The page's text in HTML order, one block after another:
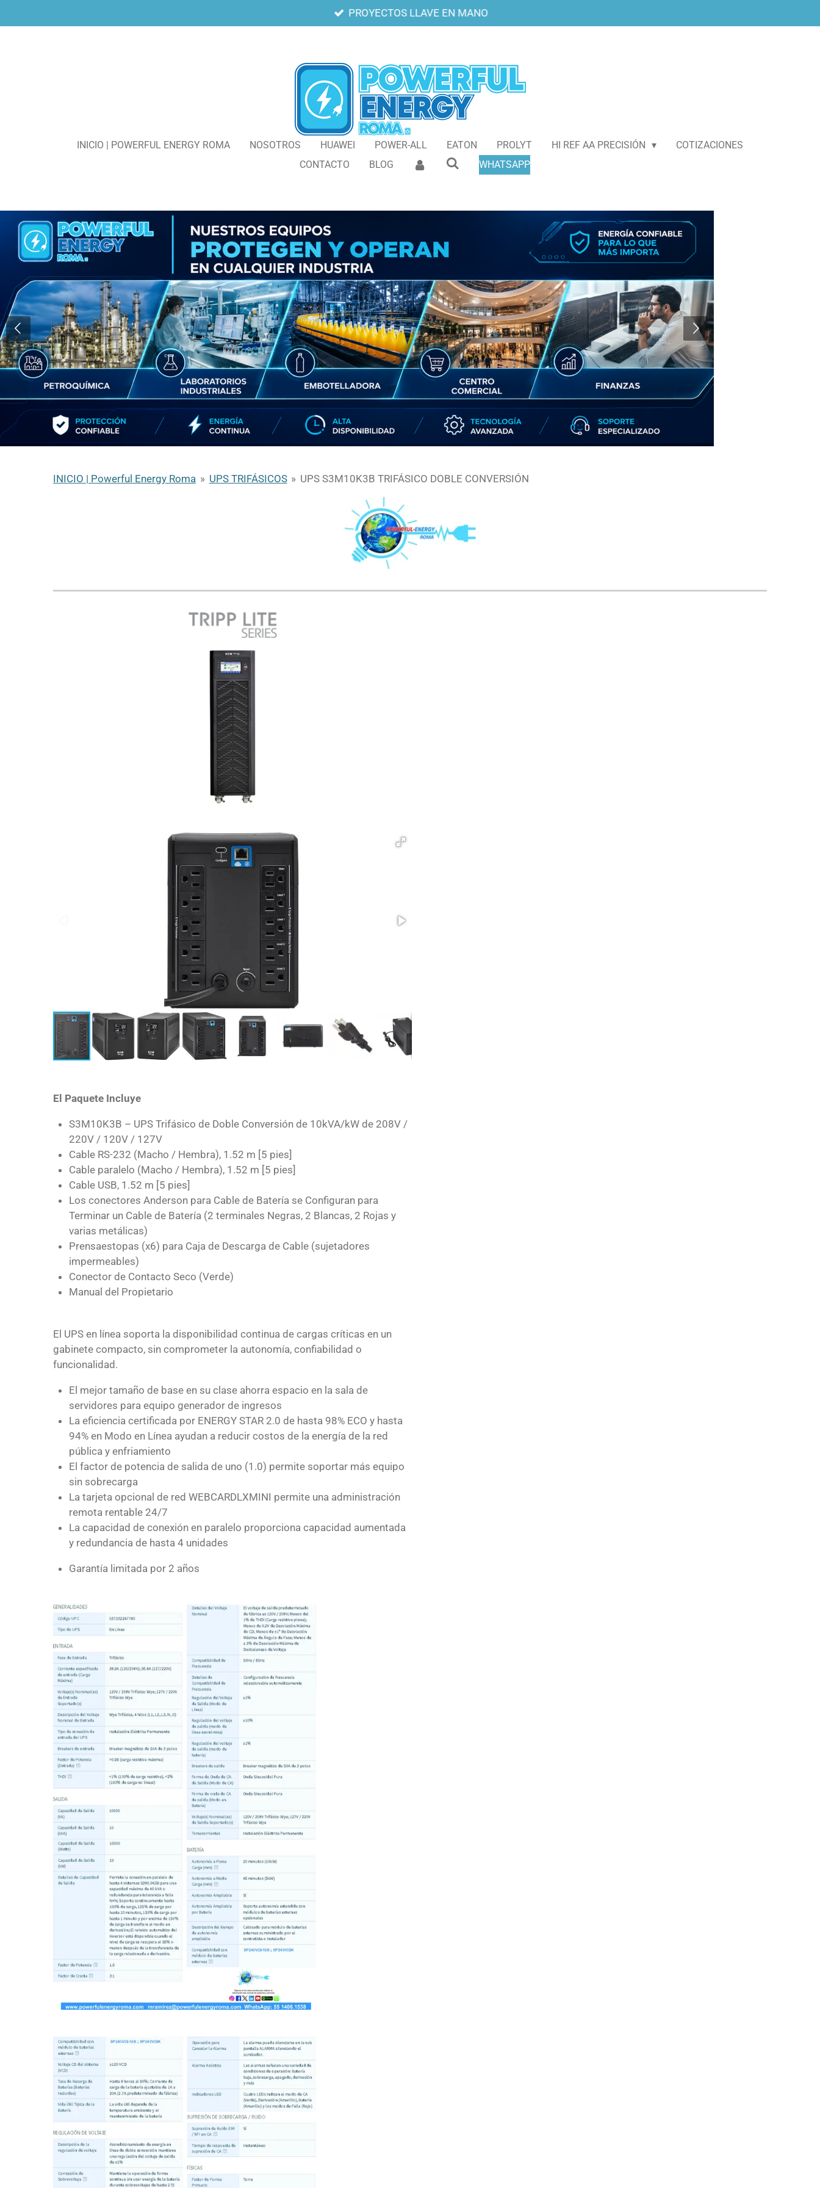
al
PROYECTOS LLAVE EN MANO
INICIO | POWERFUL ENERGY ROMA NOSOTROS HUAWEI POWER-ALL EATON PROLYT HI REF AA PRECISIÓN
COTIZACIONES
CONTACTO
BLOG WHATSAPP
INICIO | Powerful Energy Roma » UPS TRIFÁSICOS » UPS S3M10K3B TRIFÁSICO DOBLE CONVERSIÓN
El Paquete Incluye
S3M10K3B – UPS Trifásico de Doble Conversión de 10kVA/kW de 208V /
220V / 120V / 127V
Cable RS-232 (Macho / Hembra), 1.52 m [5 pies]
Cable paralelo (Macho / Hembra), 1.52 m [5 pies]
Cable USB, 1.52 m [5 pies]
Los conectores Anderson para Cable de Batería se Configuran para
Terminar un Cable de Batería (2 terminales Negras, 2 Blancas, 2 Rojas y
varias metálicas)
Prensaestopas (x6) para Caja de Descarga de Cable (sujetadores
impermeables)
Conector de Contacto Seco (Verde)
Manual del Propietario
El UPS en línea soporta la disponibilidad continua de cargas críticas en un
gabinete compacto, sin comprometer la autonomía, confiabilidad o
funcionalidad.
El mejor tamaño de base en su clase ahorra espacio en la sala de
servidores para equipo generador de ingresos
La eficiencia certificada por ENERGY STAR 2.0 de hasta 98% ECO y hasta
94% en Modo en Línea ayudan a reducir costos de la energía de la red
pública y enfriamiento
El factor de potencia de salida de uno (1.0) permite soportar más equipo
sin sobrecarga
La tarjeta opcional de red WEBCARDLXMINI permite una administración
remota rentable 24/7
La capacidad de conexión en paralelo proporciona capacidad aumentada
y redundancia de hasta 4 unidades
Garantía limitada por 2 años